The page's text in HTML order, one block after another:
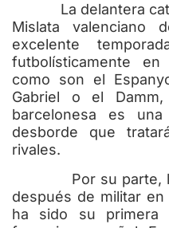
La delantera
Mislata valenciano
excelente
futbolísticamente
como son el
Gabriel o el
barcelonesa es
desborde que
rivales.
Por su parte, la
después de militar
ha sido su primera